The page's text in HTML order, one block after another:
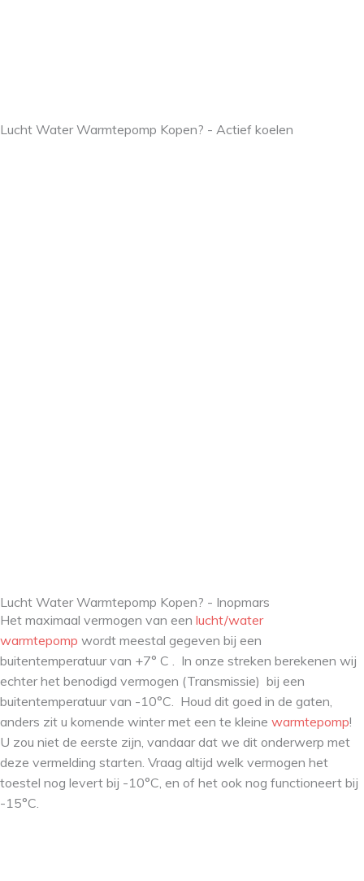
Lucht Water Warmtepomp Kopen? - Actief koelen
Lucht Water Warmtepomp Kopen? - Inopmars
Het maximaal vermogen van een lucht/water
warmtepomp wordt meestal gegeven bij een
buitentemperatuur van +7° C . In onze streken berekenen wij
echter het benodigd vermogen (Transmissie) bij een
buitentemperatuur van -10°C. Houd dit goed in de gaten,
anders zit u komende winter met een te kleine warmtepomp!
U zou niet de eerste zijn, vandaar dat we dit onderwerp met
deze vermelding starten. Vraag altijd welk vermogen het
toestel nog levert bij -10°C, en of het ook nog functioneert bij
-15°C.